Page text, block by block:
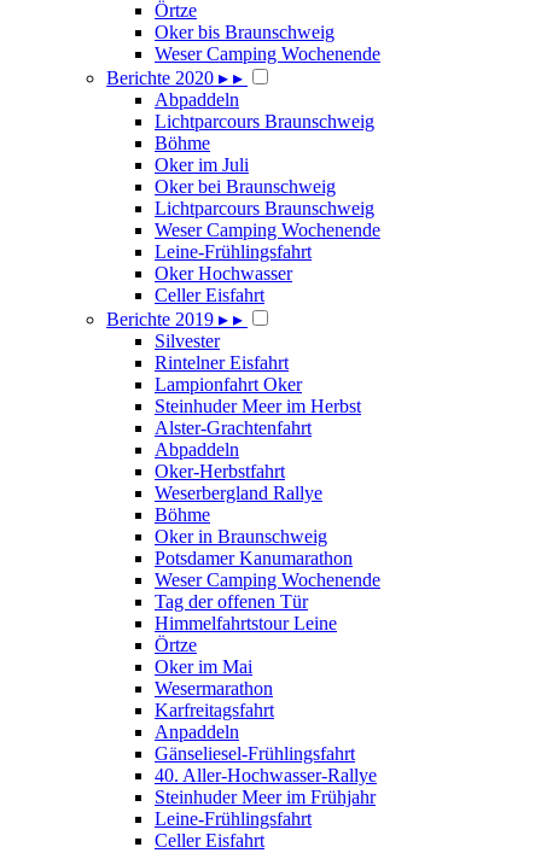
Örtze
Oker bis Braunschweig
Weser Camping Wochenende
Berichte 2020 ▸ ▸
Abpaddeln
Lichtparcours Braunschweig
Böhme
Oker im Juli
Oker bei Braunschweig
Lichtparcours Braunschweig
Weser Camping Wochenende
Leine-Frühlingsfahrt
Oker Hochwasser
Celler Eisfahrt
Berichte 2019 ▸ ▸
Silvester
Rintelner Eisfahrt
Lampionfahrt Oker
Steinhuder Meer im Herbst
Alster-Grachtenfahrt
Abpaddeln
Oker-Herbstfahrt
Weserbergland Rallye
Böhme
Oker in Braunschweig
Potsdamer Kanumarathon
Weser Camping Wochenende
Tag der offenen Tür
Himmelfahrtstour Leine
Örtze
Oker im Mai
Wesermarathon
Karfreitagsfahrt
Anpaddeln
Gänseliesel-Frühlingsfahrt
40. Aller-Hochwasser-Rallye
Steinhuder Meer im Frühjahr
Leine-Frühlingsfahrt
Celler Eisfahrt